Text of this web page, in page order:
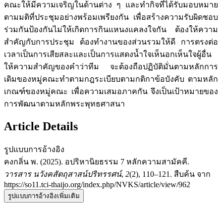
คณะให้มีความเจริญในด้านต่าง ๆ และทำกิจที่ได้รับมอบหมาย
ตามมติที่ประชุมอย่างพร้อมเพรียงกัน เพื่อสร้างความรับผิดชอบ
ร่วมกันป้องกันไม่ให้เกิดการกินแหนงแคลงใจกัน ต้องให้ความ
สำคัญกับการประชุม ต้องทำงานของส่วนรวมให้ดี การตรงต่อ
เวลาเป็นการเสียสละและเป็นการแสดงน้ำใจเห็นอกเห็นใจผู้อื่น
ให้ความสำคัญของคำว่าทีม จะต้องถือปฏิบัติมั่นตามหลักการ
เดิมของหมู่คณะทำตามกฎระเบียบตามกติกาข้อบังคับ ตามหลัก
เกณฑ์ของหมู่คณะ เพื่อความเสมอภาคกัน จึงเป็นเป้าหมายของ
การพัฒนาตามหลักพระพุทธศาสนา
Article Details
รูปแบบการอ้างอิง
คงกลิ่น พ. (2025). อปริหานิยธรรม 7 หลักความสามัคคี.
วารสาร นวังคสัตถุสาสน์ปริทรรศน์, 2(2), 110–121. สืบค้น จาก
https://so11.tci-thaijo.org/index.php/NVKS/article/view/962
รูปแบบการอ้างอิงเพิ่มเติม